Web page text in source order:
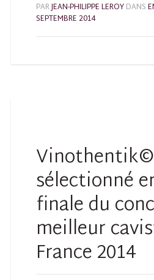
PARJEAN-PHILIPPE LEROYDANS
SEPTEMBRE 2014
Vinothentik©
sélectionné
finale du
meilleur
France 2014